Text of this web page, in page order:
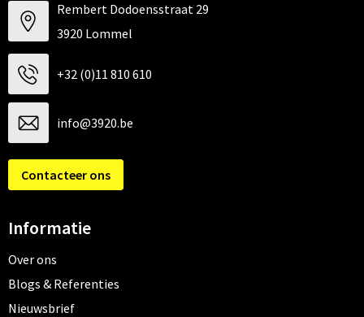
Rembert Dodoensstraat 29
3920 Lommel
+32 (0)11 810 610
info@3920.be
Contacteer ons
Informatie
Over ons
Blogs & Referenties
Nieuwsbrief